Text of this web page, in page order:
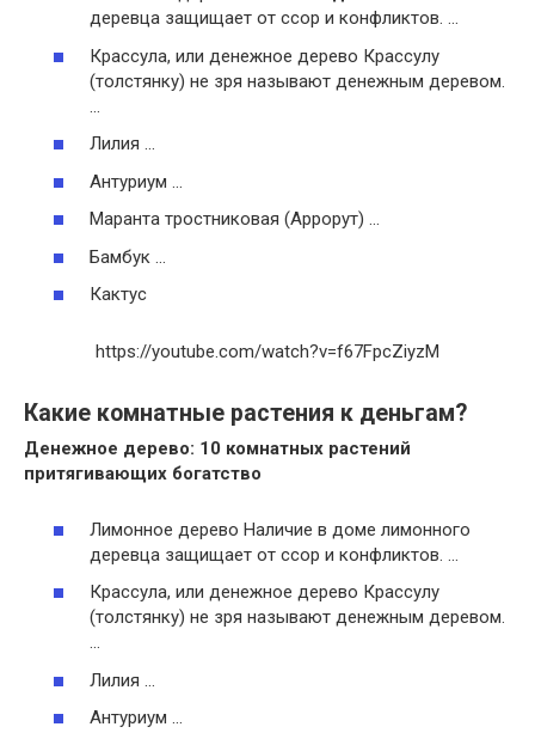
деревца защищает от ссор и конфликтов. …
Крассула, или денежное дерево Крассулу
(толстянку) не зря называют денежным деревом.
…
Лилия …
Антуриум …
Маранта тростниковая (Аррорут) …
Бамбук …
Кактус
https://youtube.com/watch?v=f67FpcZiyzM
Какие комнатные растения к деньгам?
Денежное дерево: 10 комнатных растений
притягивающих богатство
Лимонное дерево Наличие в доме лимонного
деревца защищает от ссор и конфликтов. …
Крассула, или денежное дерево Крассулу
(толстянку) не зря называют денежным деревом.
…
Лилия …
Антуриум …